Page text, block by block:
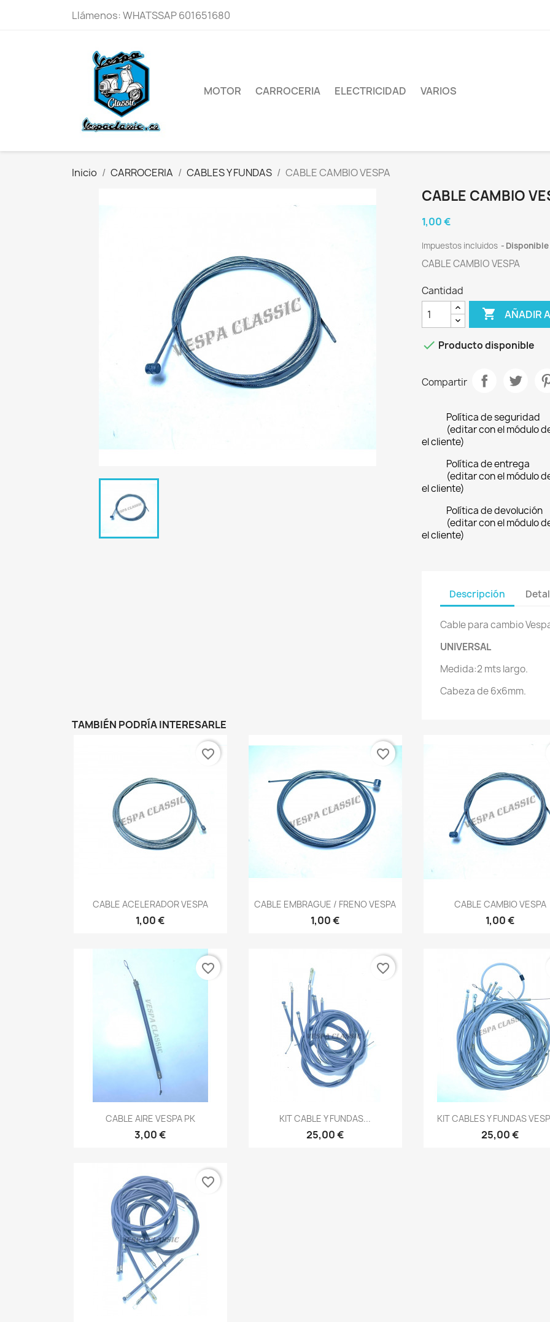
Llámenos:WHATSSAP 601651680
MOTOR CARROCERIA ELECTRICIDAD VARIOS
Inicio CARROCERIA CABLES Y FUNDAS CABLE CAMBIO VESPA
CABLE CAMBIO
1,00 €
Impuestos incluidos
CABLE CAMBIO VESPA
Cantidad
 AÑADIR
 Producto disponible
Compartir
Política de seguridad
(editar con el módulo
el cliente)
Política de entrega
(editar con el módulo
el cliente)
Política de devolución
(editar con el módulo
el cliente)
Descripción
Cable para cambio
UNIVERSAL
Medida:2 mts largo.
Cabeza de 6x6mm.
TAMBIÉN PODRÍA INTERESARLE
Vista rápida
CABLE ACELERADOR VESPA
1,00 €
favorite_border
Vista rápida
CABLE EMBRAGUE / FRENO VESPA
1,00 €
favorite_border
Vista rápida
CABLE CAMBIO VESPA
1,00 €
Vista rápida
CABLE AIRE VESPA PK
3,00 €
favorite_border
Vista rápida
KIT CABLE Y FUNDAS...
25,00 €
favorite_border
Vista rápida
KIT CABLES Y FUNDAS
25,00 €
favorite_border